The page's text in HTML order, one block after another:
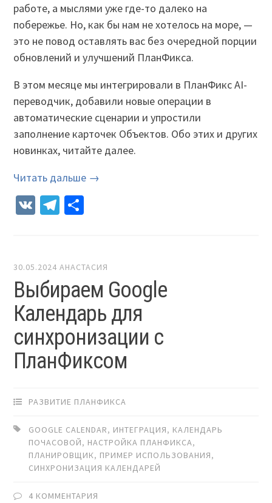
работе, а мыслями уже где-то далеко на
побережье. Но, как бы нам не хотелось на море, —
это не повод оставлять вас без очередной порции
обновлений и улучшений ПланФикса.
В этом месяце мы интегрировали в ПланФикс AI-
переводчик, добавили новые операции в
автоматические сценарии и упростили
заполнение карточек Объектов. Обо этих и других
новинках, читайте далее.
Читать дальше →
VK Telegram
30.05.2024 АНАСТАСИЯ
Выбираем Google
Календарь для
синхронизации с
ПланФиксом
РАЗВИТИЕ ПЛАНФИКСА
GOOGLE CALENDAR, ИНТЕГРАЦИЯ, КАЛЕНДАРЬ
ПОЧАСОВОЙ, НАСТРОЙКА ПЛАНФИКСА,
ПЛАНИРОВЩИК, ПРИМЕР ИСПОЛЬЗОВАНИЯ,
СИНХРОНИЗАЦИЯ КАЛЕНДАРЕЙ
4 КОММЕНТАРИЯ